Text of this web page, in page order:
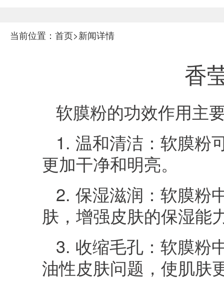
当前位置：首页>新闻详情
香
软膜粉的功效作用主
1. 温和清洁：软膜粉
更加干净和明亮。
2. 保湿滋润：软膜粉
肤，增强皮肤的保湿能
3. 收缩毛孔：软膜粉
油性皮肤问题，使肌肤